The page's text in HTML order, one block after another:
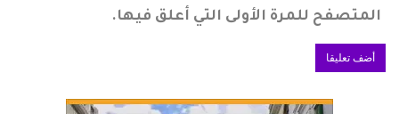
المتصفح للمرة الأولى التي أعلق فيها.